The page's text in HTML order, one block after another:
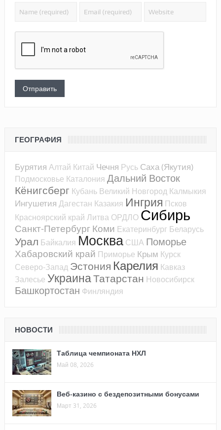
ГЕОГРАФИЯ
Бурятия Алтай Китай Чечня Русь Саха (Якутия)
Подмосковье Каталония Дальний Восток
Кёнигсберг Кубань Великий Новгород Калмыкия
Ингушетия Дагестан Казакия Ингрия Псков
Красноярский край Литва ОРДЛО Сибирь
Санкт-Петербург Коми Екатеринбург Беларусь
Урал Байкалия Москва США Поморье
Хабаровский край Приморье Крым Курск
Северо-Запад Эстония Карелия Кавказ
Залесье УкраинаТатарстан Новосибирск
Башкортостан Финляндия
НОВОСТИ
Таблица чемпионата НХЛ
Май 08, 2026
Веб-казино с бездепозитными бонусами
Март 31, 2026